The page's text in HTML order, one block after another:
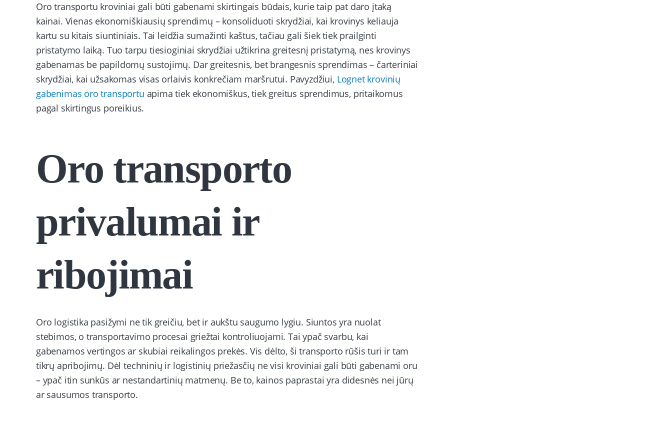
Oro transportu kroviniai gali būti gabenami skirtingais būdais, kurie taip pat daro įtaką
kainai. Vienas ekonomiškiausių sprendimų – konsoliduoti skrydžiai, kai krovinys keliauja
kartu su kitais siuntiniais. Tai leidžia sumažinti kaštus, tačiau gali šiek tiek prailginti
pristatymo laiką. Tuo tarpu tiesioginiai skrydžiai užtikrina greitesnį pristatymą, nes krovinys
gabenamas be papildomų sustojimų. Dar greitesnis, bet brangesnis sprendimas – čarteriniai
skrydžiai, kai užsakomas visas orlaivis konkrečiam maršrutui. Pavyzdžiui, Lognet krovinių
gabenimas oro transportu apima tiek ekonomiškus, tiek greitus sprendimus, pritaikomus
pagal skirtingus poreikius.
Oro transporto
privalumai ir
ribojimai
Oro logistika pasižymi ne tik greičiu, bet ir aukštu saugumo lygiu. Siuntos yra nuolat
stebimos, o transportavimo procesai griežtai kontroliuojami. Tai ypač svarbu, kai
gabenamos vertingos ar skubiai reikalingos prekės. Vis dėlto, ši transporto rūšis turi ir tam
tikrų apribojimų. Dėl techninių ir logistinių priežasčių ne visi kroviniai gali būti gabenami oru
– ypač itin sunkūs ar nestandartinių matmenų. Be to, kainos paprastai yra didesnės nei jūrų
ar sausumos transporto.